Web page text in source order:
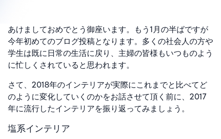
あけましておめでとう御座います。もう1月の半ばですが
今年初めてのブログ投稿となります。多くの社会人の方や
学生は既に日常の生活に戻り、主婦の皆様もいつものよう
に忙しくされていると思われます。
さて、2018年のインテリアが実際にこれまでと比べてど
のように変化していくのかをお話させて頂く前に、2017
年に流行したインテリアを振り返ってみましょう。
塩系インテリア